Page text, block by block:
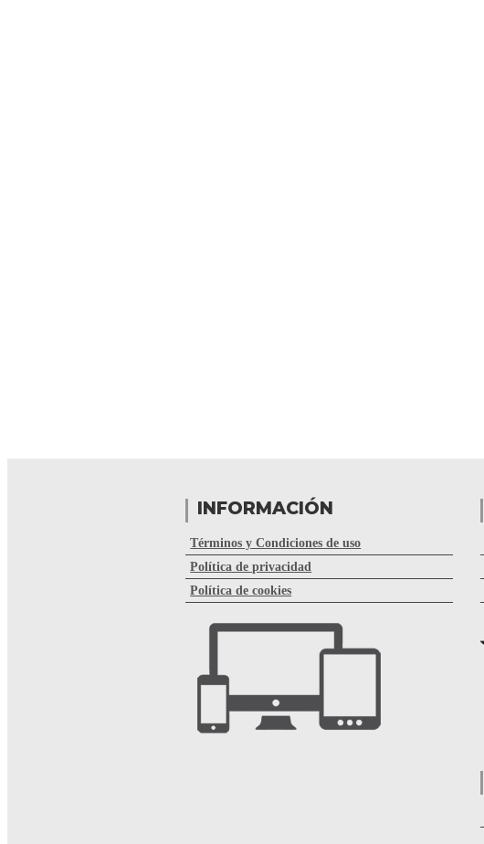
INFORMACIÓN
Términos y Condiciones de uso
Política de privacidad
Política de cookies